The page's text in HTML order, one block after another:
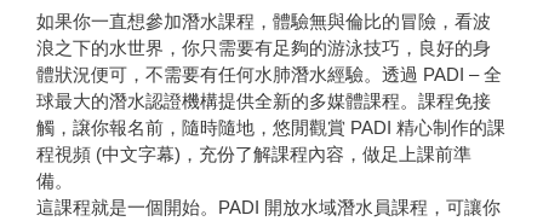
如果你一直想參加潛水課程，體驗無與倫比的冒險，看波
浪之下的水世界，你只需要有足夠的游泳技巧，良好的身
體狀況便可，不需要有任何水肺潛水經驗。透過 PADI – 全
球最大的潛水認證機構提供全新的多媒體課程。課程免接
觸，譲你報名前，隨時隨地，悠閒觀賞 PADI 精心制作的課
程視頻 (中文字幕)，充份了解課程內容，做足上課前準
備。
這課程就是一個開始。PADI 開放水域潛水員課程，可讓你